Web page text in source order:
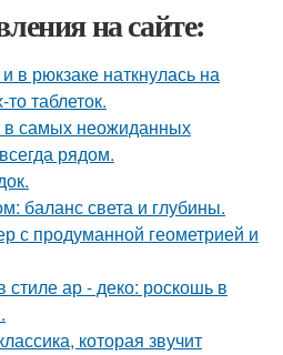
на сайте:
в рюкзаке наткнулась на
таблеток.
самых неожиданных
рядом.
баланс света и глубины.
с продуманной геометрией и
стиле ар - деко: роскошь в
которая звучит